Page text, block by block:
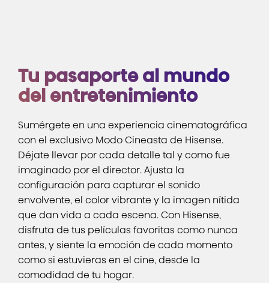
Tu pasaporte al mundo
del entretenimiento
Sumérgete en una experiencia cinematográfica
con el exclusivo Modo Cineasta de Hisense.
Déjate llevar por cada detalle tal y como fue
imaginado por el director. Ajusta la
configuración para capturar el sonido
envolvente, el color vibrante y la imagen nítida
que dan vida a cada escena. Con Hisense,
disfruta de tus películas favoritas como nunca
antes, y siente la emoción de cada momento
como si estuvieras en el cine, desde la
comodidad de tu hogar.